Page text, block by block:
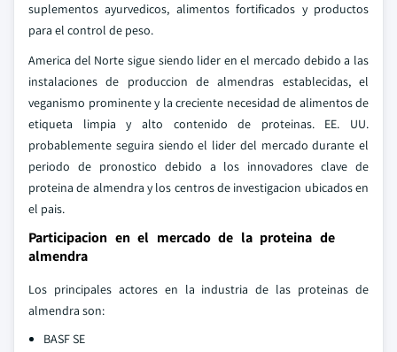
suplementos ayurvedicos, alimentos fortificados y productos
para el control de peso.
America del Norte sigue siendo lider en el mercado debido a las
instalaciones de produccion de almendras establecidas, el
veganismo prominente y la creciente necesidad de alimentos de
etiqueta limpia y alto contenido de proteinas. EE. UU.
probablemente seguira siendo el lider del mercado durante el
periodo de pronostico debido a los innovadores clave de
proteina de almendra y los centros de investigacion ubicados en
el pais.
Participacion en el mercado de la proteina de
almendra
Los principales actores en la industria de las proteinas de
almendra son:
BASF SE